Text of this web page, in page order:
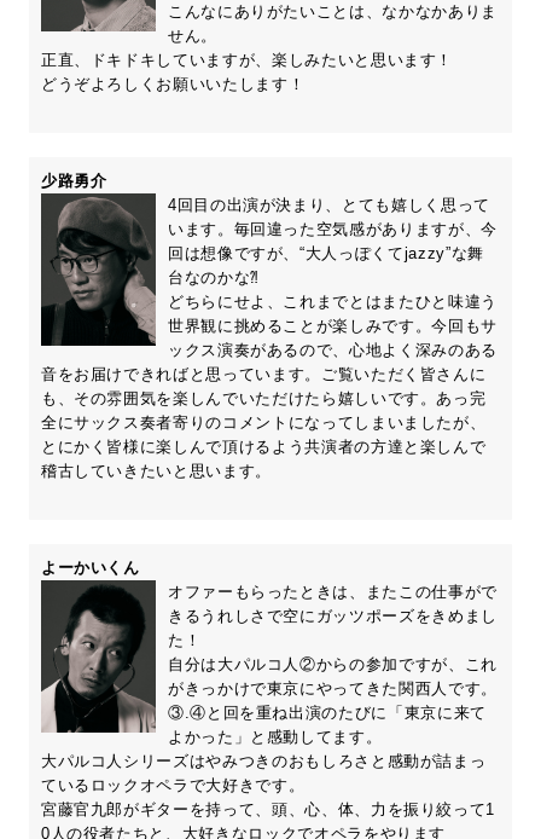
こんなにありがたいことは、なかなかありま
せん。
正直、ドキドキしていますが、楽しみたいと思います！
どうぞよろしくお願いいたします！
少路勇介
4回目の出演が決まり、とても嬉しく思って
います。毎回違った空気感がありますが、今
回は想像ですが、“大人っぽくてjazzy”な舞
台なのかな⁈
どちらにせよ、これまでとはまたひと味違う
世界観に挑めることが楽しみです。今回もサ
ックス演奏があるので、心地よく深みのある
音をお届けできればと思っています。ご覧いただく皆さんに
も、その雰囲気を楽しんでいただけたら嬉しいです。あっ完
全にサックス奏者寄りのコメントになってしまいましたが、
とにかく皆様に楽しんで頂けるよう共演者の方達と楽しんで
稽古していきたいと思います。
よーかいくん
オファーもらったときは、またこの仕事がで
きるうれしさで空にガッツポーズをきめまし
た！
自分は大パルコ人②からの参加ですが、これ
がきっかけで東京にやってきた関西人です。
③.④と回を重ね出演のたびに「東京に来て
よかった」と感動してます。
大パルコ人シリーズはやみつきのおもしろさと感動が詰まっ
ているロックオペラで大好きです。
宮藤官九郎がギターを持って、頭、心、体、力を振り絞って1
0人の役者たちと、大好きなロックでオペラをやります